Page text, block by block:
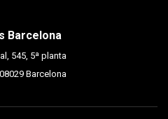
Barcelona
545, 5ª planta
Barcelona